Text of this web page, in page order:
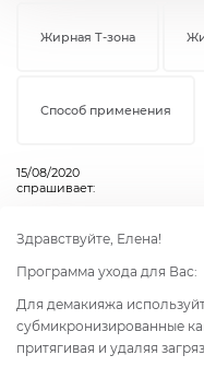
Жирная Т-зона
Способ применения
15/08/2020
спрашивает:
Здравствуйте, Елена!
Программа ухода для Вас:
Для демакияжа
субмикронизированные
притягивая и удаляя